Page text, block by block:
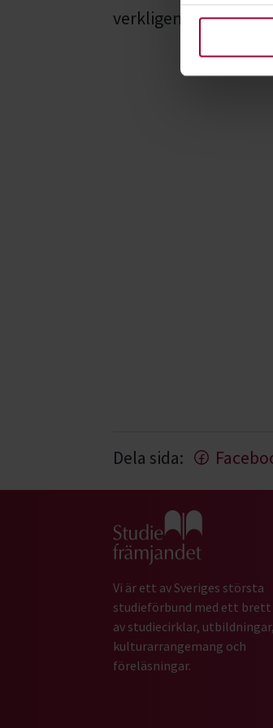
För att du
verkligen gått bra
Dela sida:
Gå till studiefrämjandets
Vi är ett av Sveriges största
studieförbund med ett brett
av studiecirklar, utbildningar,
kulturarrangemang och
föreläsningar.